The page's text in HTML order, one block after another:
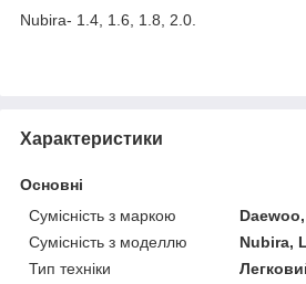
Nubira- 1.4, 1.6, 1.8, 2.0.
Характеристики
Основні
Сумісність з маркою
Сумісність з моделлю
Nubira,
Тип техніки